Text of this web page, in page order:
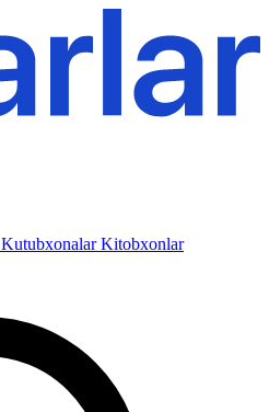
KutubxonalarKitobxonlar